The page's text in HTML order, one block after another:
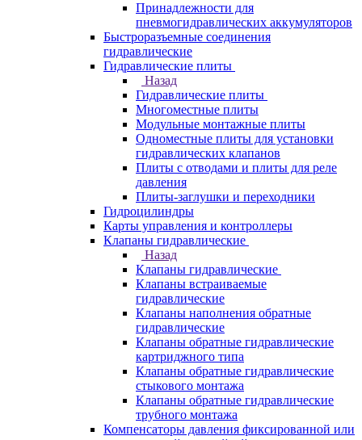
Принадлежности для
пневмогидравлических аккумуляторов
Быстроразъемные соединения
гидравлические
Гидравлические плиты
Назад
Гидравлические плиты
Многоместные плиты
Модульные монтажные плиты
Одноместные плиты для установки
гидравлических клапанов
Плиты с отводами и плиты для реле
давления
Плиты-заглушки и переходники
Гидроцилиндры
Карты управления и контроллеры
Клапаны гидравлические
Назад
Клапаны гидравлические
Клапаны встраиваемые
гидравлические
Клапаны наполнения обратные
гидравлические
Клапаны обратные гидравлические
картриджного типа
Клапаны обратные гидравлические
стыкового монтажа
Клапаны обратные гидравлические
трубного монтажа
Компенсаторы давления фиксированной или